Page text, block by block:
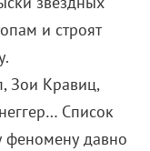
и строят
Зои Кравиц,
Список
феномену давно